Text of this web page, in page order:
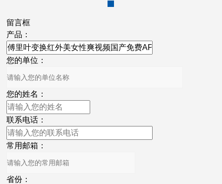
留言框
产品：
您的单位：
您的姓名：
联系电话：
常用邮箱：
省份：